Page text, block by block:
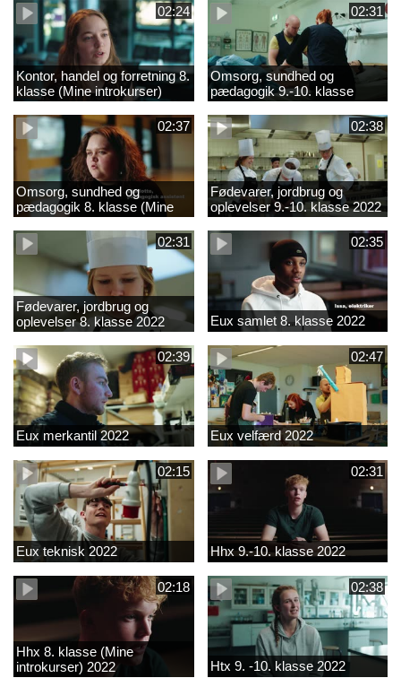
02:24
Kontor, handel og forretning 8.
klasse (Mine introkurser)
2022
02:31
Omsorg, sundhed og
pædagogik 9.-10. klasse
2022
02:37
Omsorg, sundhed og
pædagogik 8. klasse (Mine
introkurser) 2022
02:38
Fødevarer, jordbrug og
oplevelser 9.-10. klasse 2022
02:31
Fødevarer, jordbrug og
oplevelser 8. klasse 2022
02:35
Eux samlet 8. klasse 2022
02:39
Eux merkantil 2022
02:47
Eux velfærd 2022
02:15
Eux teknisk 2022
02:31
Hhx 9.-10. klasse 2022
02:18
Hhx 8. klasse (Mine
introkurser) 2022
02:38
Htx 9. -10. klasse 2022